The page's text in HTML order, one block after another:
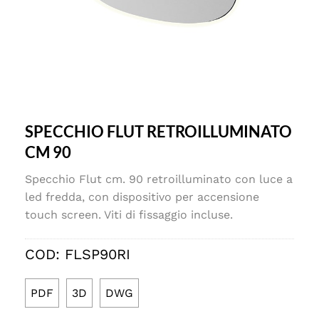
SPECCHIO FLUT RETROILLUMINATO
CM 90
Specchio Flut cm. 90 retroilluminato con luce a
led fredda, con dispositivo per accensione
touch screen. Viti di fissaggio incluse.
COD: FLSP90RI
PDF 3D DWG